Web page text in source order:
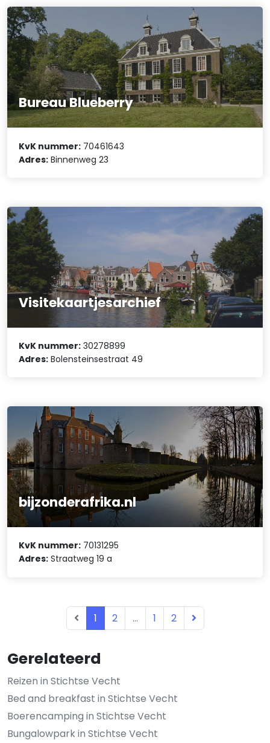
Gerelateerd
Reizen in Stichtse Vecht
Bed and breakfast in Stichtse Vecht
Boerencamping in Stichtse Vecht
Bungalowpark in Stichtse Vecht
Bureau Blueberry
KvK nummer: 70461643
Adres: Binnenweg 23
Visitekaartjesarchief
KvK nummer: 30278899
Adres: Bolensteinsestraat 49
bijzonderafrika.nl
KvK nummer: 70131295
Adres: Straatweg 19 a
1 2 ... 1 2